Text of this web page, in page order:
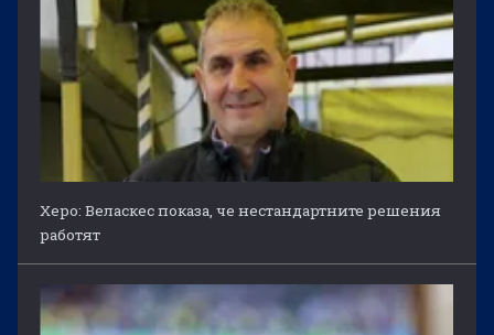
Херо: Веласкес показа, че нестандартните решения
работят